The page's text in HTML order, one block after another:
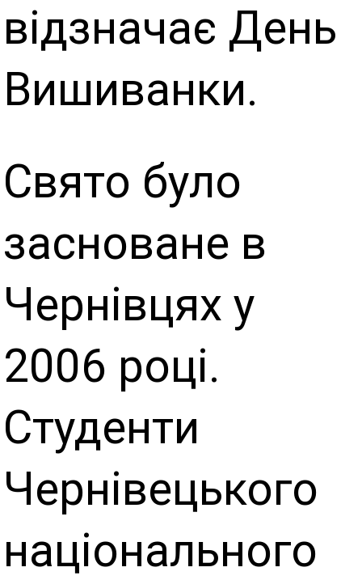
відзначає День
Вишиванки.
Свято було
засноване в
Чернівцях у
2006 році.
Студенти
Чернівецького
національного